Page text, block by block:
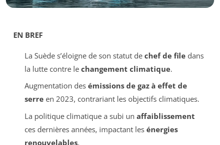
EN BREF
La Suède s’éloigne de son statut de chef de filedans
la lutte contre le changement climatique.
Augmentation des émissions de gaz à effet de
serreen 2023, contrariant les objectifs climatiques.
La politique climatique a subi un affaiblissement
ces dernières années, impactant les énergies
renouvelables.